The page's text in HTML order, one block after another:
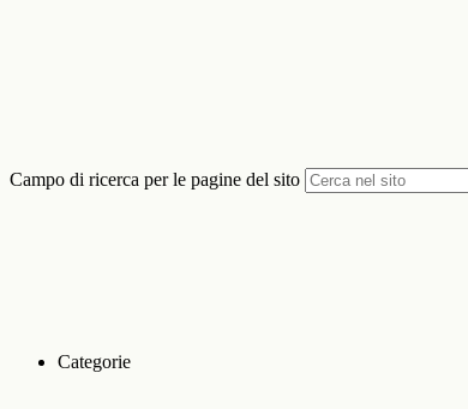
Campo di ricerca per le pagine del sito
Categorie